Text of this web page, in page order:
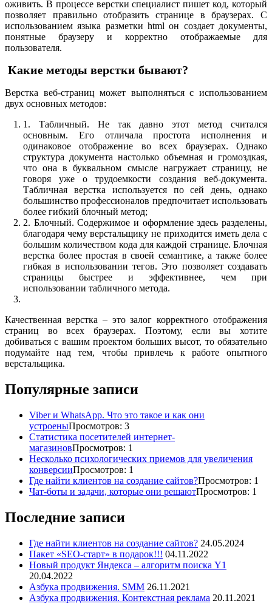
оживить. В процессе верстки специалист пишет код, который
позволяет правильно отобразить странице в браузерах. С
использованием языка разметки html он создает документы,
понятные браузеру и корректно отображаемые для
пользователя.
Какие методы верстки бывают?
Верстка веб-страниц может выполняться с использованием
двух основных методов:
1. Табличный. Не так давно этот метод считался
основным. Его отличала простота исполнения и
одинаковое отображение во всех браузерах. Однако
структура документа настолько объемная и громоздкая,
что она в буквальном смысле нагружает страницу, не
говоря уже о трудоемкости создания веб-документа.
Табличная верстка используется по сей день, однако
большинство профессионалов предпочитает использовать
более гибкий блочный метод;
2. Блочный. Содержимое и оформление здесь разделены,
благодаря чему верстальщику не приходится иметь дела с
большим количеством кода для каждой странице. Блочная
верстка более простая в своей семантике, а также более
гибкая в использовании тегов. Это позволяет создавать
страницы быстрее и эффективнее, чем при
использовании табличного метода.
Качественная верстка – это залог корректного отображения
страниц во всех браузерах. Поэтому, если вы хотите
добиваться с вашим проектом больших высот, то обязательно
подумайте над тем, чтобы привлечь к работе опытного
верстальщика.
Популярные записи
Viber и WhatsApp. Что это такое и как они
устроеныПросмотров: 3
Статистика посетителей интернет-
магазиновПросмотров: 1
Несколько психологических приемов для увеличения
конверсииПросмотров: 1
Где найти клиентов на создание сайтов?Просмотров: 1
Чат-боты и задачи, которые они решаютПросмотров: 1
Последние записи
Где найти клиентов на создание сайтов? 24.05.2024
Пакет «SEO-старт» в подарок!!! 04.11.2022
Новый продукт Яндекса – алгоритм поиска Y1
20.04.2022
Азбука продвижения. SMM 26.11.2021
Азбука продвижения. Контекстная реклама 20.11.2021